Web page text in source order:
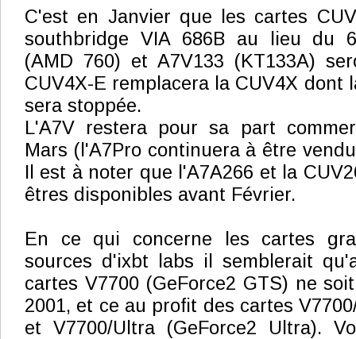
C'est en Janvier que les cartes
southbridge VIA 686B au lieu du
(AMD 760) et A7V133 (KT133A)
CUV4X-E remplacera la CUV4X dont
sera stoppée.
L'A7V restera pour sa part
Mars (l'A7Pro continuera à être
Il est à noter que l'A7A266 et la
êtres disponibles avant Février.
En ce qui concerne les cartes
sources d'ixbt labs il semblerait
cartes V7700 (GeForce2 GTS) ne
2001, et ce au profit des cartes
et V7700/Ultra (GeForce2 Ultra).